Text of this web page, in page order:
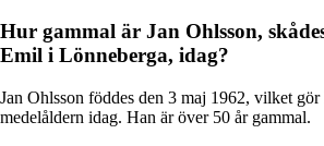
Hur gammal är Jan Ohlsson,
Emil i Lönneberga, idag?
Jan Ohlsson föddes den 3 maj 1962, vilket
medelåldern idag. Han är över 50 år gammal.